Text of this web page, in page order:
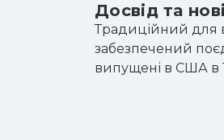
Досвід та
Традиційний для
забезпечений
випущені в США в